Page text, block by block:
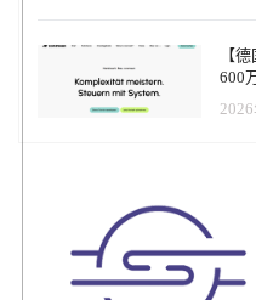
【
600
易和